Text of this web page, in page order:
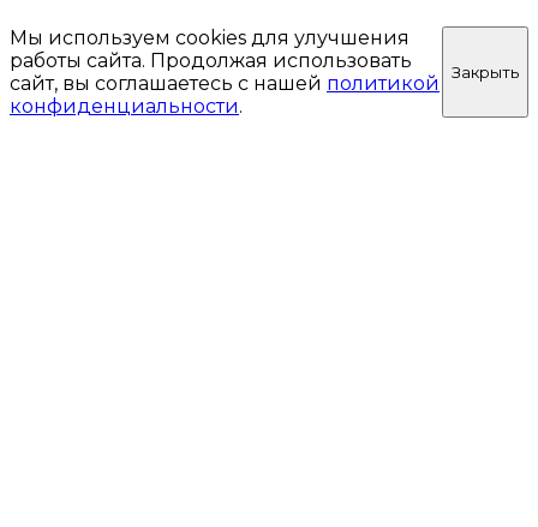
Мы используем cookies для улучшения
работы сайта. Продолжая использовать
сайт, вы соглашаетесь с нашей политикой
конфиденциальности.
Закрыть